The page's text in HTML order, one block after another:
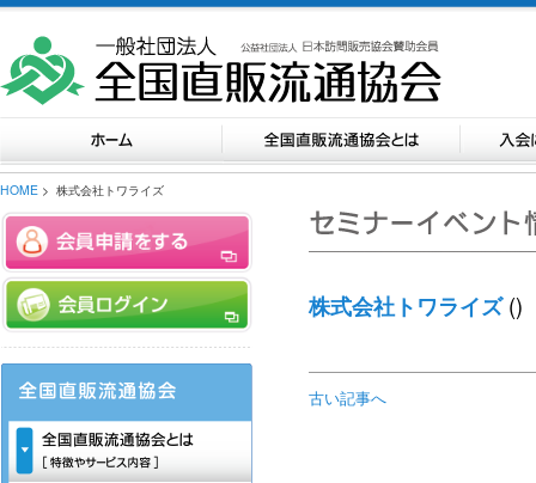
HOME > 株式会社トワライズ
株式会社トワライズ()
古い記事へ